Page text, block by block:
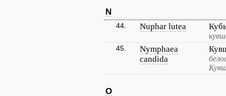
N
44. Nuphar lutea
45.
Nymphaea
candida
O